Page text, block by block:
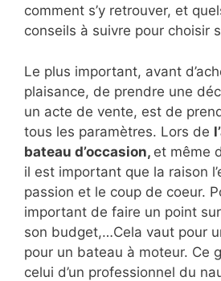
comment s’y retrouver, et
conseils à suivre pour choisir
Le plus important, avant
plaisance, de prendre une
un acte de vente, est de
tous les paramètres. Lors de
bateau d’occasion, et même
il est important que la raison
passion et le coup de coeur.
important de faire un point
son budget,…Cela vaut pour
pour un bateau à moteur. Ce
celui d’un professionnel du